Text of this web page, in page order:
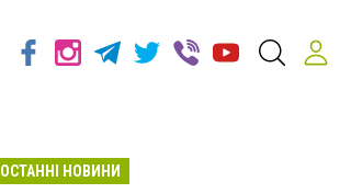
ОСТАННІ НОВИНИ